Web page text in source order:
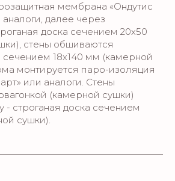
мембрана «Ондутис
далее через
доска сечением 20х50
стены обшиваются
18х140 мм (камерной
монтируется паро-изоляция
или аналоги. Стены
(камерной сушки)
- строганая доска сечением
сушки).